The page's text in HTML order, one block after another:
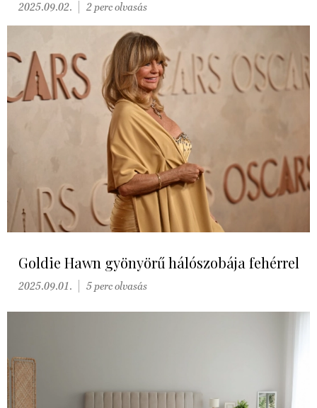
2025.09.02. 2 perc olvasás
Goldie Hawn gyönyörű hálószobája fehérrel
2025.09.01. 5 perc olvasás